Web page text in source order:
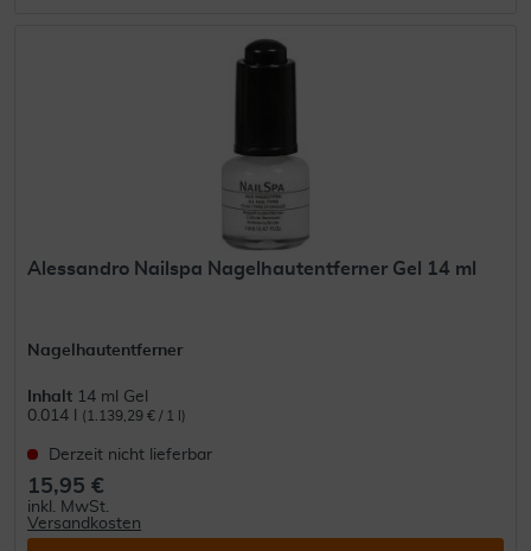
Alessandro Nailspa Nagelhautentferner Gel 14 ml
Nagelhautentferner
Inhalt 14 ml Gel
0.014 l
(1.139,29 € / 1 l)
Derzeit nicht lieferbar
15,95 €
inkl. MwSt.
Versandkosten